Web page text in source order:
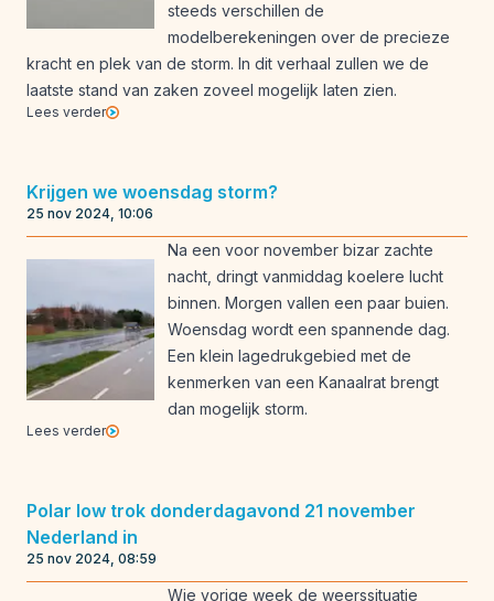
steeds verschillen de
modelberekeningen over de precieze
kracht en plek van de storm. In dit verhaal zullen we de
laatste stand van zaken zoveel mogelijk laten zien.
Lees verder
Krijgen we woensdag storm?
25 nov 2024, 10:06
Na een voor november bizar zachte
nacht, dringt vanmiddag koelere lucht
binnen. Morgen vallen een paar buien.
Woensdag wordt een spannende dag.
Een klein lagedrukgebied met de
kenmerken van een Kanaalrat brengt
dan mogelijk storm.
Lees verder
Polar low trok donderdagavond 21 november
Nederland in
25 nov 2024, 08:59
Wie vorige week de weerssituatie